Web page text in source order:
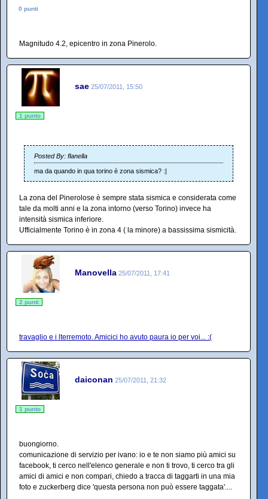
0 punti
Magnitudo 4.2, epicentro in zona Pinerolo.
sae 25/07/2011, 15:50
1 punto
Posted By: flanella
ma da quando in qua torino è zona sismica? :|
La zona del Pinerolose è sempre stata sismica e considerata come
tale da molti anni e la zona intorno (verso Torino) invece ha
intensità sismica inferiore.
Ufficialmente Torino è in zona 4 ( la minore) a bassissima sismicità.
Manovella 25/07/2011, 17:41
2 punti
travaglio e i lterremoto. Amicici ho avuto paura io per voi... :(
daiconan 25/07/2011, 21:32
1 punto
buongiorno.
comunicazione di servizio per ivano: io e te non siamo più amici su
facebook, ti cerco nell'elenco generale e non ti trovo, ti cerco tra gli
amici di amici e non compari, chiedo a tracca di taggarti in una mia
foto e zuckerberg dice 'questa persona non può essere taggata'....